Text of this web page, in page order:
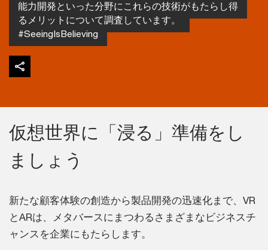
能力開発といった分野にこれらの技術がもたらし得
るメリットについて調査しています。
#SeeingIsBelieving
仮想世界に「浸る」準備をし
ましょう
新たな顧客体験の創造から製品開発の迅速化まで、VR
とARは、メタバースにまつわるさまざまなビジネスチ
ャンスを企業にもたらします。